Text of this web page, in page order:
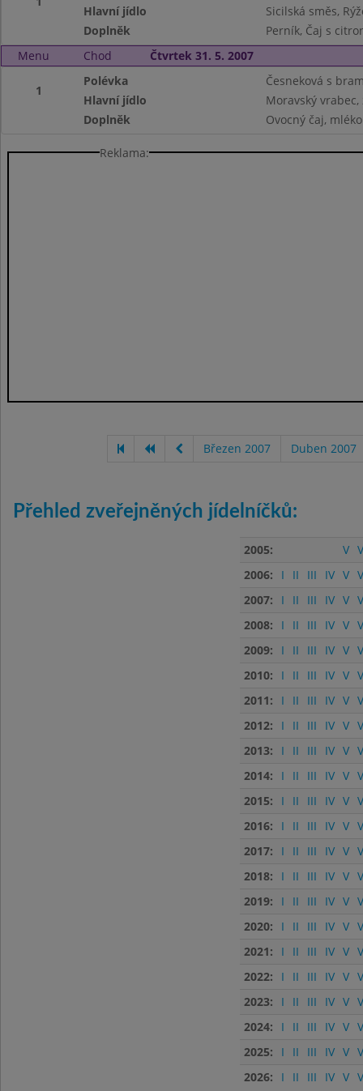
Hlavní jídlo
Sicilská směs,
Doplněk
Perník, Čaj s
Menu
Chod Čtvrtek 31. 5. 2007
1
Polévka
Česneková s
Hlavní jídlo
Moravský
Doplněk
Ovocný čaj, mléko
Reklama:
Březen 2007 Duben 2007
Přehled zveřejněných jídelníčků:
2005: V
2006:
I II III IV V
2007:
I II III IV V
2008:
I II III IV V
2009:
I II III IV V
2010:
I II III IV V
2011:
I II III IV V
2012:
I II III IV V
2013:
I II III IV V
2014:
I II III IV V
2015:
I II III IV V
2016:
I II III IV V
2017:
I II III IV V
2018:
I II III IV V
2019:
I II III IV V
2020:
I II III IV V
2021:
I II III IV V
2022:
I II III IV V
2023:
I II III IV V
2024:
I II III IV V
2025:
I II III IV V
2026:
I II III IV V